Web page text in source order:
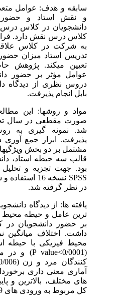
سابقه و هدف: عوامل
و نقش استاد و حضور
دانشجویان در کلاس
کلاس درس نقش دارد.
به شرکت در کلاس علاقه­
تدریس استاد میزان حضور
تعیین می­کند. پژوهش
عوامل مؤثر بر حضور
دروس نظری از دیدگاه
بابل انجام پذیرفت.
مواد و روشها: این
شد. نمونه­ گیری به
پذیرفت. ابزار جمع­ آوری
قالب سه حیطه استاد،
بود. جهت تجزیه و تحلیل
در نظر گرفته شد.
ترین عامل و حیطه محیط
بر حضور دانشجویان در
داشت. اختلاف میانگین
محیط فیزیکی با حیطه
های مختلف، بالاترین و
کل مربوط به ورودی­ های ­89 و 94 بود.